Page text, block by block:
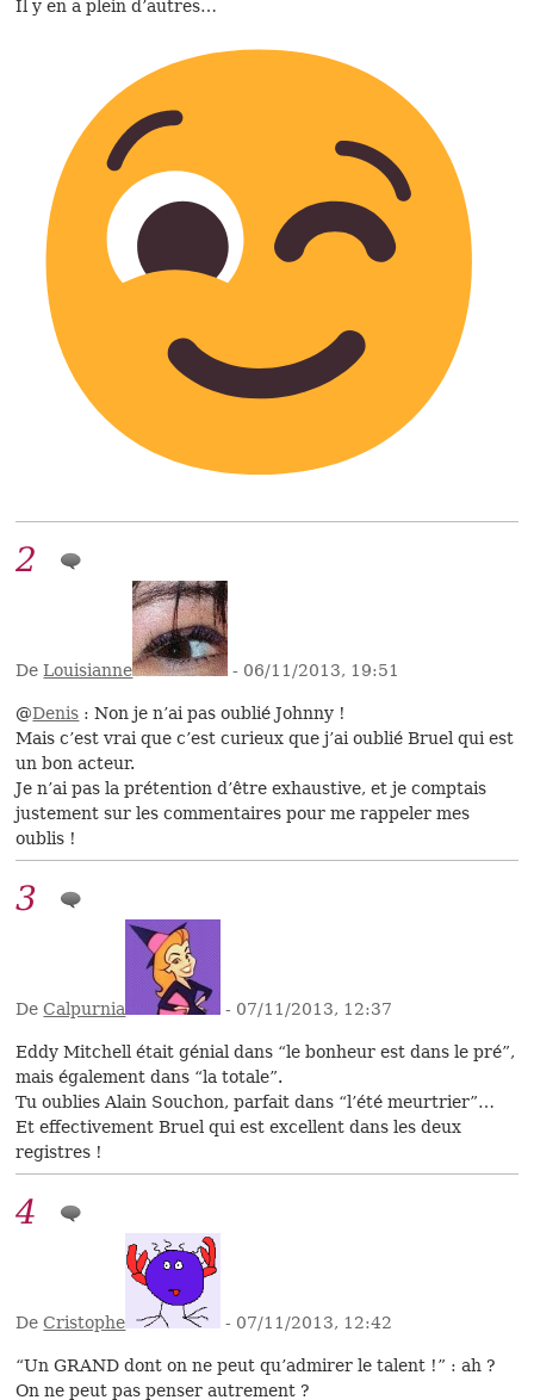
Il y en a plein d’autres…
2
DeLouisianne - 06/11/2013, 19:51
@Denis : Non je n’ai pas oublié Johnny !
Mais c’est vrai que c’est curieux que j’ai oublié Bruel qui est
un bon acteur.
Je n’ai pas la prétention d’être exhaustive, et je comptais
justement sur les commentaires pour me rappeler mes
oublis !
3
DeCalpurnia - 07/11/2013, 12:37
Eddy Mitchell était génial dans “le bonheur est dans le pré”,
mais également dans “la totale”.
Tu oublies Alain Souchon, parfait dans “l’été meurtrier”…
Et effectivement Bruel qui est excellent dans les deux
registres !
4
DeCristophe - 07/11/2013, 12:42
“Un GRAND dont on ne peut qu’admirer le talent !” : ah ?
On ne peut pas penser autrement ?